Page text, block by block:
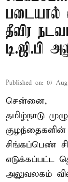
படையால்
தீவிர
டி.ஜி.பி
Published on: 07
சென்னை,
தமிழ்நாடு
சிங்கப்பெண்
எடுக்கப்பட்ட
அலுவலகம்